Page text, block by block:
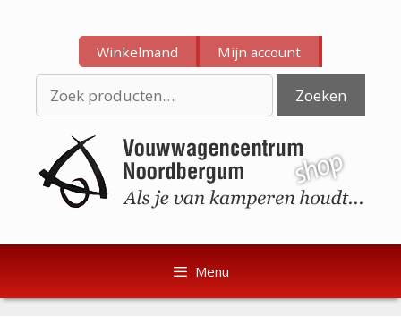
inhoud
inhoud
Winkelmand Mijn account
naar:
Zoeken
Menu